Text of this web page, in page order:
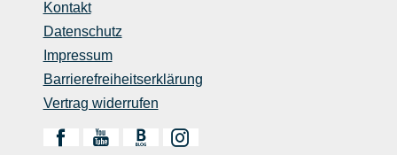
Kontakt
Datenschutz
Impressum
Barrierefreiheitserklärung
Vertrag widerrufen